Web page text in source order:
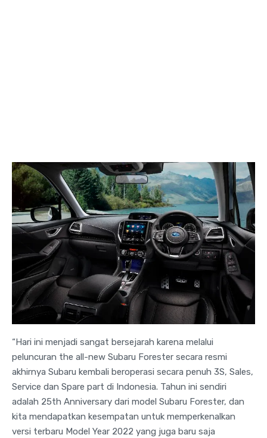
“Hari ini menjadi sangat bersejarah karena melalui
peluncuran the all-new Subaru Forester secara resmi
akhirnya Subaru kembali beroperasi secara penuh 3S, Sales,
Service dan Spare part di Indonesia. Tahun ini sendiri
adalah 25th Anniversary dari model Subaru Forester, dan
kita mendapatkan kesempatan untuk memperkenalkan
versi terbaru Model Year 2022 yang juga baru saja